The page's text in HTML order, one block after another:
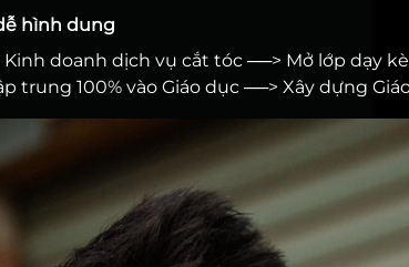
hình dung
Kinh doanh dịch vụ cắt tóc ──> Mở lớp dạy
100% vào Giáo dục ──> Xây dựng